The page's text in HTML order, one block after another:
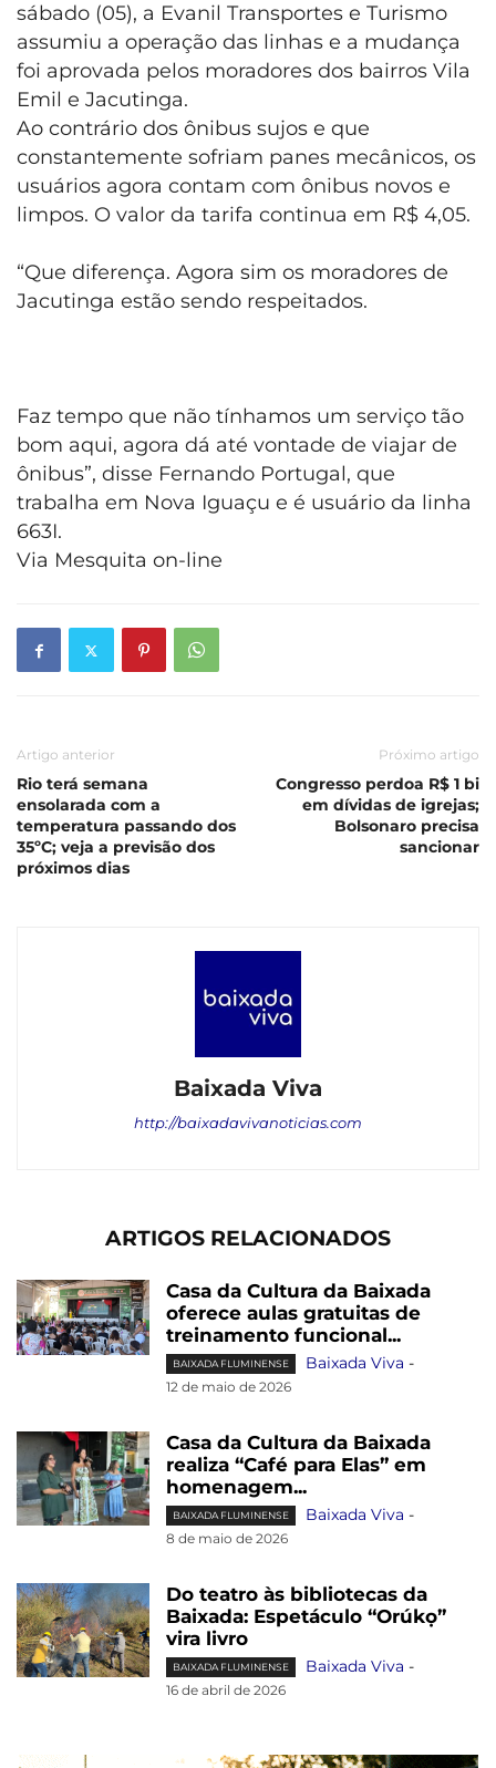
sábado (05), a Evanil Transportes e Turismo
assumiu a operação das linhas e a mudança
foi aprovada pelos moradores dos bairros Vila
Emil e Jacutinga.
Ao contrário dos ônibus sujos e que
constantemente sofriam panes mecânicos, os
usuários agora contam com ônibus novos e
limpos. O valor da tarifa continua em R$ 4,05.
“Que diferença. Agora sim os moradores de
Jacutinga estão sendo respeitados.
Faz tempo que não tínhamos um serviço tão
bom aqui, agora dá até vontade de viajar de
ônibus”, disse Fernando Portugal, que
trabalha em Nova Iguaçu e é usuário da linha
663I.
Via Mesquita on-line
Artigo anterior
Rio terá semana
ensolarada com a
temperatura passando dos
35ºC; veja a previsão dos
próximos dias
Próximo artigo
Congresso perdoa R$ 1 bi
em dívidas de igrejas;
Bolsonaro precisa
sancionar
Baixada Viva
http://baixadavivanoticias.com
ARTIGOS RELACIONADOS
Casa da Cultura da Baixada
oferece aulas gratuitas de
treinamento funcional...
BAIXADA FLUMINENSE Baixada Viva -
12 de maio de 2026
Casa da Cultura da Baixada
realiza “Café para Elas” em
homenagem...
BAIXADA FLUMINENSE Baixada Viva -
8 de maio de 2026
Do teatro às bibliotecas da
Baixada: Espetáculo “Orúkọ”
vira livro
BAIXADA FLUMINENSE Baixada Viva -
16 de abril de 2026